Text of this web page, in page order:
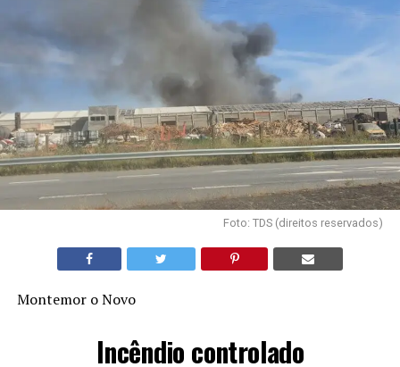
Foto: TDS (direitos reservados)
Montemor o Novo
Incêndio controlado